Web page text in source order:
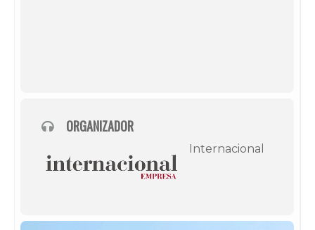
ORGANIZADOR
Internacional